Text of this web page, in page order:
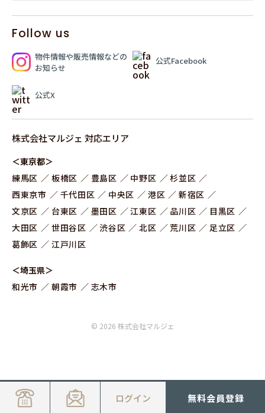
ログイン 無料会員登録
Follow us
物件情報や販売情報などの
お知らせ
公式Facebook
公式X
株式会社マルジェ 対応エリア
＜東京都＞
練⾺区
板橋区 豊島区 中野区
杉並区
⻄東京市
千代田区 中央区 港区
新宿区
文京区
台東区 墨田区 江東区 品川区
目黒区
大田区
世田谷区 渋谷区 北区 荒川区
足立区
葛飾区
江戸川区
＜埼玉県＞
和光市
朝霞市 志木市
© 2026 株式会社マルジェ